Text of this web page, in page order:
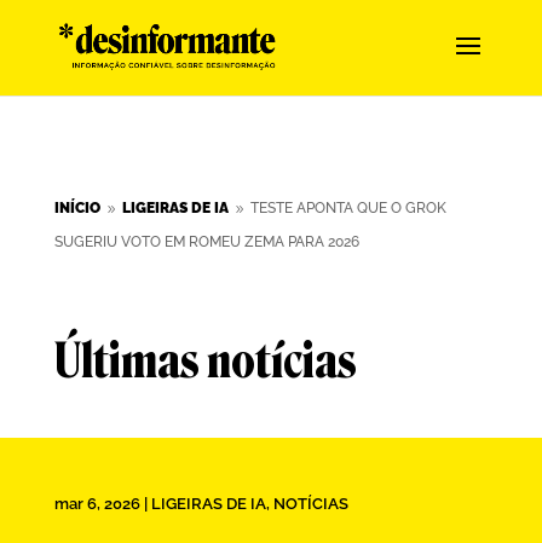
INÍCIO 9 LIGEIRAS DE IA 9 TESTE APONTA QUE O GROK
SUGERIU VOTO EM ROMEU ZEMA PARA 2026
Últimas notícias
mar 6, 2026| LIGEIRAS DE IA, NOTÍCIAS